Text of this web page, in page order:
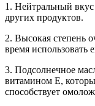
1. Нейтральный вкус
других продуктов.
2. Высокая степень
время использовать
3. Подсолнечное
витамином Е,
способствует